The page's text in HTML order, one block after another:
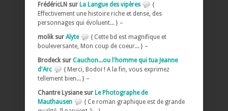
FrédéricLN sur La Langue des vipères
{
Effectivement une histoire riche et dense, des
personnages qui évoluent... } –
molik sur Alyte
{ Cette bd est magnifique et
bouleversante, Mon coup de coeur... } –
Brodeck sur Cauchon...ou l'homme qui tua Jeanne
d'Arc
{ Merci, Bodoï ! A la fin, vous exprimez
tellement bien... } –
Chantre Lysiane sur Le Photographe de
Mauthausen
{ Ce roman graphique est de grande